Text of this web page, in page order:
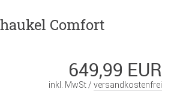
Comfort
649,99 EUR
inkl. MwSt / versandkostenfrei